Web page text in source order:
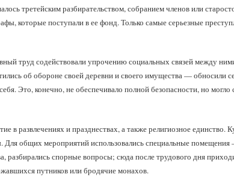
третейским разбирательством, собранием членов или
которые поступали в ее фонд. Только самые серьезные
труд содействовали упрочению социальных связей между
об обороне своей деревни и своего имущества — обносили
Это, конечно, не обеспечивало полной безопасности, но могло
в развлечениях и празднествах, а также религиозное единство.
общих мероприятий использовались специальные помещения
разбирались спорные вопросы; сюда после трудового дня
путников или бродячие монахов.